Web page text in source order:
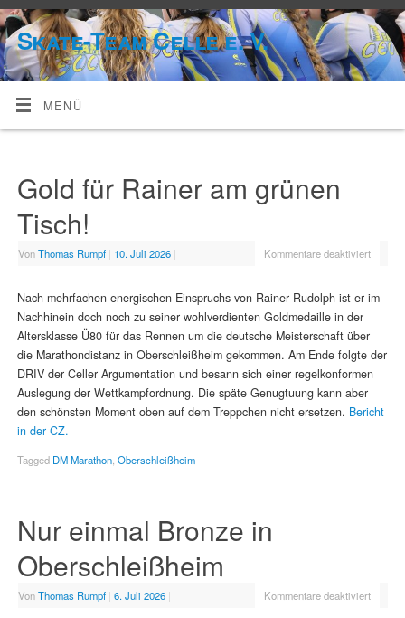
Skate-Team Celle e. V.
MENÜ
Gold für Rainer am grünen
Tisch!
VonThomas Rumpf | 10. Juli 2026 | Kommentare deaktiviert
Nach mehrfachen energischen Einspruchs von Rainer Rudolph ist er im
Nachhinein doch noch zu seiner wohlverdienten Goldmedaille in der
Altersklasse Ü80 für das Rennen um die deutsche Meisterschaft über
die Marathondistanz in Oberschleißheim gekommen. Am Ende folgte der
DRIV der Celler Argumentation und besann sich einer regelkonformen
Auslegung der Wettkampfordnung. Die späte Genugtuung kann aber
den schönsten Moment oben auf dem Treppchen nicht ersetzen. Bericht
in der CZ.
Tagged DM Marathon, Oberschleißheim
Nur einmal Bronze in
Oberschleißheim
VonThomas Rumpf | 6. Juli 2026 | Kommentare deaktiviert